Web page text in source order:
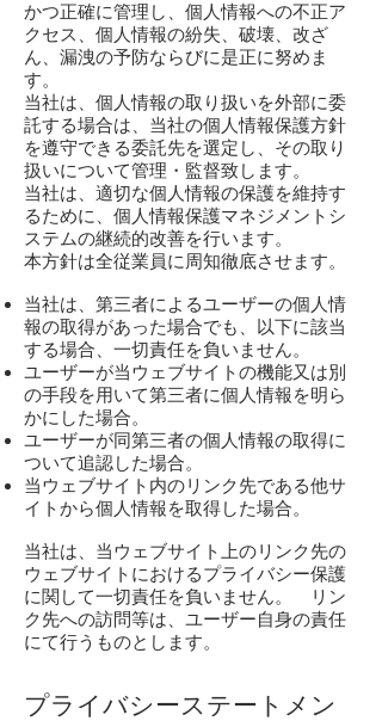
かつ正確に管理し、個人情報への不正ア
クセス、個人情報の紛失、破壊、改ざ
ん、漏洩の予防ならびに是正に努めま
す。
当社は、個人情報の取り扱いを外部に委
託する場合は、当社の個人情報保護方針
を遵守できる委託先を選定し、その取り
扱いについて管理・監督致します。
当社は、適切な個人情報の保護を維持す
るために、個人情報保護マネジメントシ
ステムの継続的改善を行います。
本方針は全従業員に周知徹底させます。
当社は、第三者によるユーザーの個人情
報の取得があった場合でも、以下に該当
する場合、一切責任を負いません。
ユーザーが当ウェブサイトの機能又は別
の手段を用いて第三者に個人情報を明ら
かにした場合。
ユーザーが同第三者の個人情報の取得に
ついて追認した場合。
当ウェブサイト内のリンク先である他サ
イトから個人情報を取得した場合。
当社は、当ウェブサイト上のリンク先の
ウェブサイトにおけるプライバシー保護
に関して一切責任を負いません。 リン
ク先への訪問等は、ユーザー自身の責任
にて行うものとします。
プライバシーステートメン